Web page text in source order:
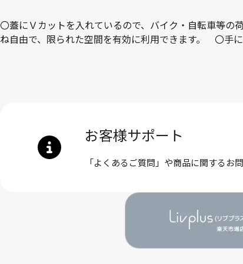
〇蓋にＶカットを入れているので、バイク・自転車等
ね自由で、限られた空間を有効に利用できます。 〇手
お客様サポート
「よくあるご質問」や商品に関するお